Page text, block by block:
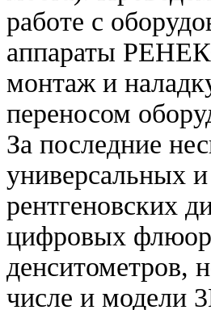
работе с
аппараты
монтаж и
переносом
За последние
универсальных
рентгеновских
цифровых
денситометров,
числе и модели